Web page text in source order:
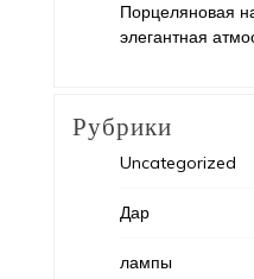
Порцеляновая
элегантная
Рубрики
Uncategorized
Дар
лампы